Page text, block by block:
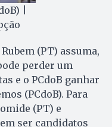
|
(PT) assuma,
perder um
e o PCdoB ganhar
(PCdoB). Para
(PT) e
ser candidatos